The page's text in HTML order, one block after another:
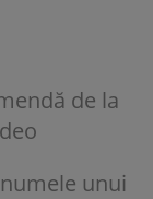
de la
unui